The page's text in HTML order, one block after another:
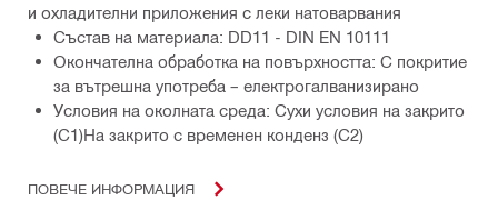
и охладителни приложения с леки натоварвания
Състав на материала: DD11 - DIN EN 10111
Окончателна обработка на повърхността: С покритие
за вътрешна употреба – електрогалванизирано
Условия на околната среда: Сухи условия на закрито
(С1)На закрито с временен конденз (С2)
ПОВЕЧЕ ИНФОРМАЦИЯ